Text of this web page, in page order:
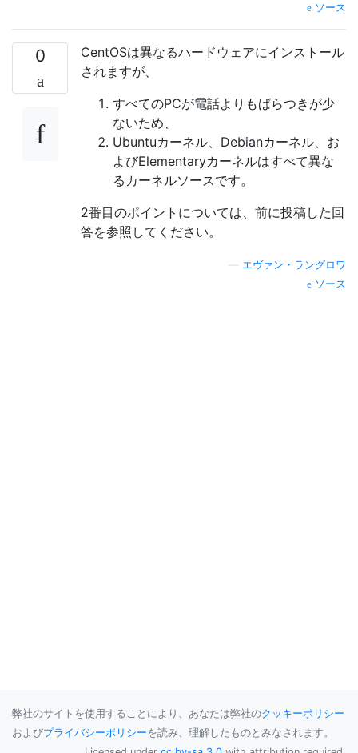
ソース
0
CentOSは異なるハードウェアにインストール
されますが、
すべてのPCが電話よりもばらつきが少
ないため、
Ubuntuカーネル、Debianカーネル、お
よびElementaryカーネルはすべて異な
るカーネルソースです。
2番目のポイントについては、前に投稿した回
答を参照してください。
エヴァン・ラングロワ
ソース
弊社のサイトを使用することにより、あなたは弊社のクッキーポリシー
およびプライバシーポリシーを読み、理解したものとみなされます。